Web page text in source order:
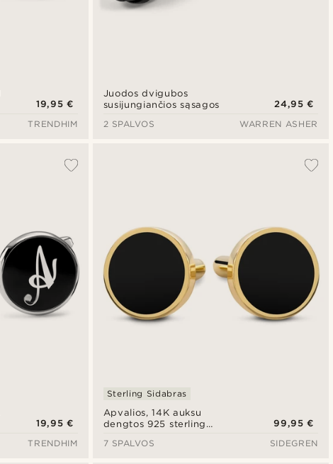
19,95 €
TRENDHIM
Juodos dvigubos
susijungiančios sąsagos
24,95 €
2 SPALVOS
WARREN ASHER
19,95 €
TRENDHIM
Apvalios, 14K auksu
dengtos 925 sterling
su onikso detalėmis
Sterling Sidabras
99,95 €
7 SPALVOS
SIDEGREN